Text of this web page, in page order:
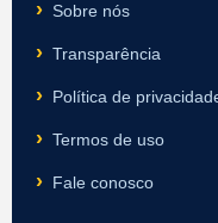
Sobre nós
Transparência
Política de
Termos de uso
Fale conosco